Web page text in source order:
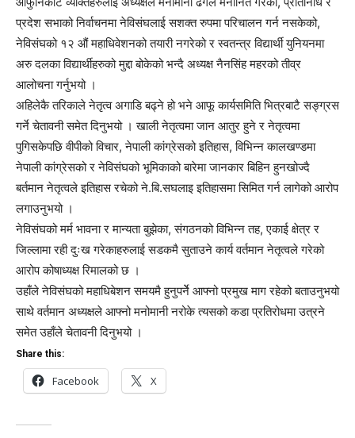
प्रदेश सभाको निर्वाचनमा नेविसंघलाई सशक्त रुपमा परिचालन गर्न नसकेको,
नेविसंघको १२ औं महाधिवेशनको तयारी नगरेको र स्वतन्त्र विद्यार्थी युनियनमा
अरु दलका विद्यार्थीहरुको मुद्दा बोकेको भन्दै अध्यक्ष नैनसिंह महरको तीव्र
आलोचना गर्नुभयो ।
अहिलेकै तरिकाले नेतृत्व अगाडि बढ्ने हो भने आफू कार्यसमिति भित्रबाटै सङ्ग्रस
गर्ने चेतावनी समेत दिनुभयो । खाली नेतृत्वमा जान आतुर हुने र नेतृत्वमा
पुगिसकेपछि वीपीको विचार, नेपाली कांग्रेसको इतिहास, विभिन्न कालखण्डमा
नेपाली कांग्रेसको र नेविसंघको भूमिकाको बारेमा जानकार बिहिन हुनखोज्दै
बर्तमान नेतृत्वले इतिहास रचेको ने.बि.सघलाइ इतिहासमा सिमित गर्न लागेको आरोप
लगाउनुभयो ।
नेविसंघको मर्म भावना र मान्यता बुझेका, संगठनको विभिन्न तह, एकाई क्षेत्र र
जिल्लामा रही दुःख गरेकाहरुलाई सडकमै सुताउने कार्य वर्तमान नेतृत्वले गरेको
आरोप कोषाध्यक्ष रिमालको छ ।
उहाँले नेविसंघको महाधिबेशन समयमै हुनुपर्नेे आफ्नो प्रमुख माग रहेको बताउनुभयो
साथे वर्तमान अध्यक्षले आफ्नो मनोमानी नरोके त्यसको कडा प्रतिरोधमा उत्रने
समेत उहाँले चेतावनी दिनुभयो ।
Share this:
Facebook X